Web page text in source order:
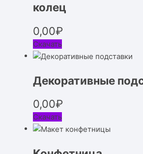
колец
0,00₽
Скачать
Декоративные
0,00₽
Скачать